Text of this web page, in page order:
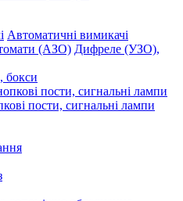
Автоматичні вимикачі
Дифреле (УЗО),
пости, сигнальні лампи